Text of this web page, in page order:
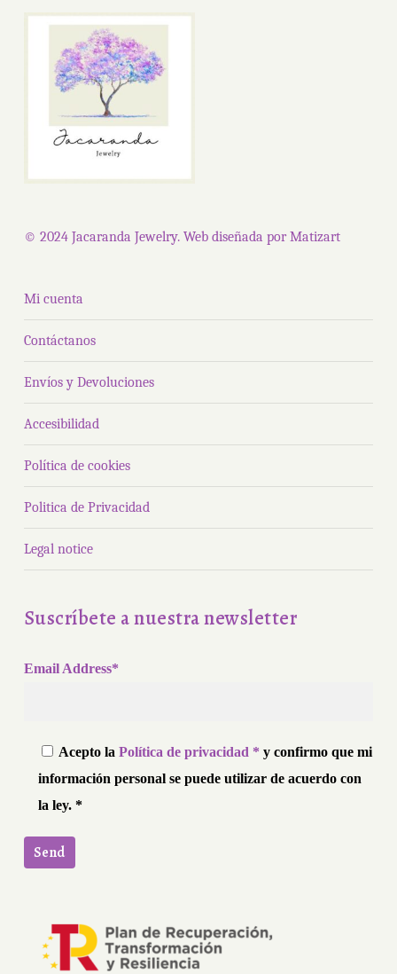
© 2024 Jacaranda Jewelry. Web diseñada porMatizart
Mi cuenta
Contáctanos
Envíos y Devoluciones
Accesibilidad
Política de cookies
Politica de Privacidad
Legal notice
Suscríbete a nuestra newsletter
Email Address*
Acepto la Política de privacidad * y confirmo que mi
información personal se puede utilizar de acuerdo con
la ley. *